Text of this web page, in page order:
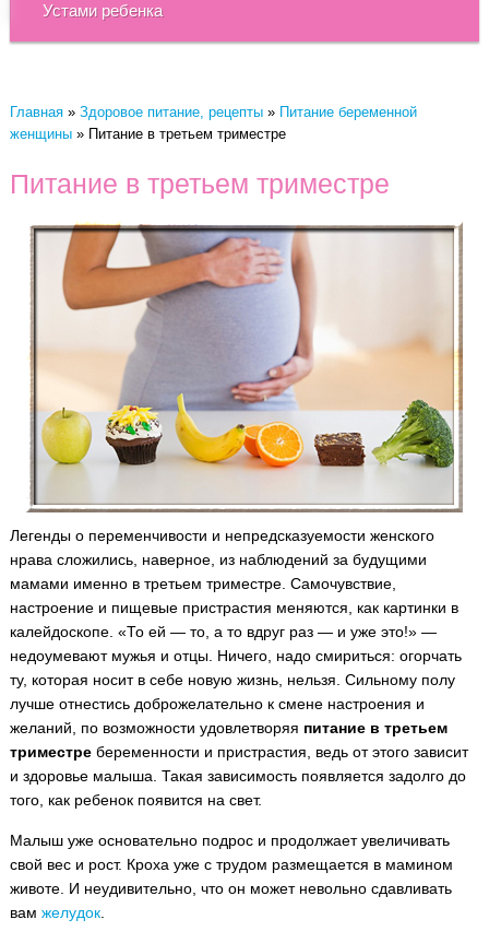
Устами ребенка
Главная» Здоровое питание, рецепты» Питание беременной
женщины» Питание в третьем триместре
Питание в третьем триместре
Легенды о переменчивости и непредсказуемости женского
нрава сложились, наверное, из наблюдений за будущими
мамами именно в третьем триместре. Самочувствие,
настроение и пищевые пристрастия меняются, как картинки в
калейдоскопе. «То ей — то, а то вдруг раз — и уже это!» —
недоумевают мужья и отцы. Ничего, надо смириться: огорчать
ту, которая носит в себе новую жизнь, нельзя. Сильному полу
лучше отнестись доброжелательно к смене настроения и
желаний, по возможности удовлетворяя питание в третьем
триместребеременности и пристрастия, ведь от этого зависит
и здоровье малыша. Такая зависимость появляется задолго до
того, как ребенок появится на свет.
Малыш уже основательно подрос и продолжает увеличивать
свой вес и рост. Кроха уже с трудом размещается в мамином
животе. И неудивительно, что он может невольно сдавливать
вам желудок.